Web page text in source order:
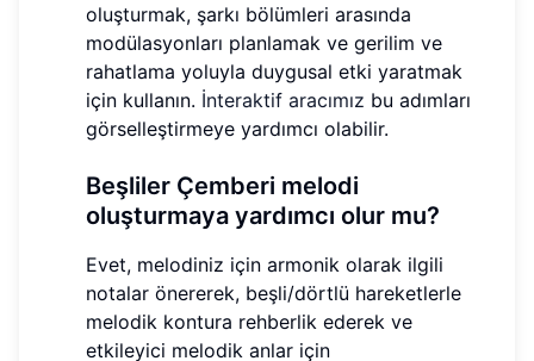
oluşturmak, şarkı bölümleri arasında
modülasyonları planlamak ve gerilim ve
rahatlama yoluyla duygusal etki yaratmak
için kullanın. İnteraktif aracımız bu adımları
görselleştirmeye yardımcı olabilir.
Beşliler Çemberi melodi
oluşturmaya yardımcı olur mu?
Evet, melodiniz için armonik olarak ilgili
notalar önererek, beşli/dörtlü hareketlerle
melodik kontura rehberlik ederek ve
etkileyici melodik anlar için